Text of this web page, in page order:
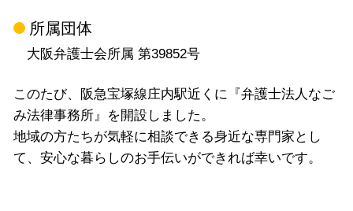
所属団体
大阪弁護士会所属 第39852号
このたび、阪急宝塚線庄内駅近くに『弁護士法人なご
み法律事務所』を開設しました。
地域の方たちが気軽に相談できる身近な専門家とし
て、安心な暮らしのお手伝いができれば幸いです。